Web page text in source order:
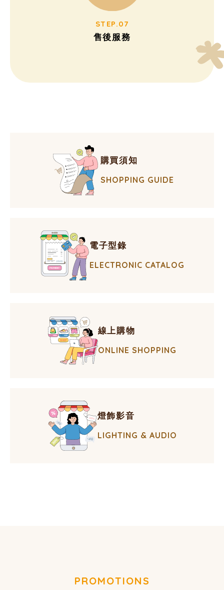
STEP.07
售後服務
購買須知
SHOPPING GUIDE
電子型錄
ELECTRONIC CATALOG
線上購物
ONLINE SHOPPING
燈飾影音
LIGHTING & AUDIO